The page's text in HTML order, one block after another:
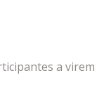
a virem